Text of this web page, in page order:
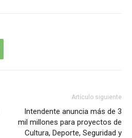
Artículo siguiente
Intendente anuncia más de 3
mil millones para proyectos de
Cultura, Deporte, Seguridad y